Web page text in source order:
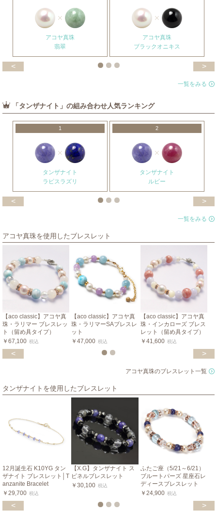
アコヤ真珠
翡翠
アコヤ真珠
ブラックオニキス
< >
一覧をみる
「タンザナイト」の組み合わせ人気ランキング
1
タンザナイト
ラピスラズリ
2
タンザナイト
ルビー
< >
一覧をみる
アコヤ真珠を使用したブレスレット
【aco classic】アコヤ真
珠・ラリマー ブレスレッ
ト（留め具タイプ）
￥67,100 税込
【aco classic】アコヤ真
珠・ラリマーSAブレスレ
ット
￥47,000 税込
【aco classic】アコヤ真
珠・インカローズ ブレス
レット（留め具タイプ）
￥41,600 税込
< >
アコヤ真珠のブレスレット一覧
タンザナイトを使用したブレスレット
12月誕生石 K10YG タン
ザナイト ブレスレット│T
anzanite Bracelet
￥29,700 税込
【X.G】タンザナイト ス
ピネルブレスレット
￥30,100 税込
ふたご座（5/21～6/21）
ブルートパーズ 星座石レ
ディースブレスレット
￥24,900 税込
< >